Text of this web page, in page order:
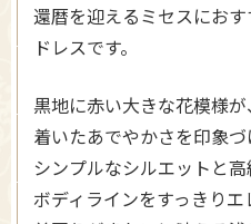
還暦を迎えるミセスにお
ドレスです。
黒地に赤い大きな花模様
着いたあでやかさを印象づ
シンプルなシルエットと高
ボディラインをすっきりエ